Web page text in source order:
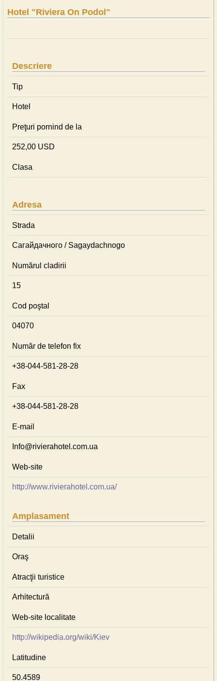
Hotel "Riviera On Podol"
Descriere
Tip
Hotel
Preţuri pornind de la
252,00 USD
Clasa
Adresa
Strada
Сагайдачного / Sagaydachnogo
Numărul cladirii
15
Cod poştal
04070
Număr de telefon fix
+38-044-581-28-28
Fax
+38-044-581-28-28
E-mail
Info@rivierahotel.com.ua
Web-site
http://www.rivierahotel.com.ua/
Amplasament
Detalii
Oraş
Atracţii turistice
Arhitectură
Web-site localitate
http://wikipedia.org/wiki/Kiev
Latitudine
50.4589